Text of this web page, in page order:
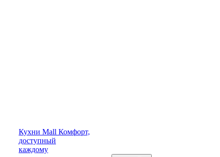
Кухни Mall Комфорт,
доступный
каждому